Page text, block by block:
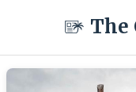
The